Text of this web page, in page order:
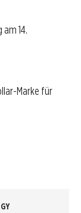
14.
Marke für